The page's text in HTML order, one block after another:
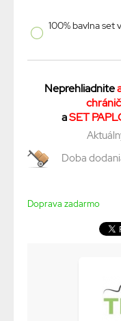
100% bavlna set
Neprehliadnite
aSET
Doba
Doprava zadarmo